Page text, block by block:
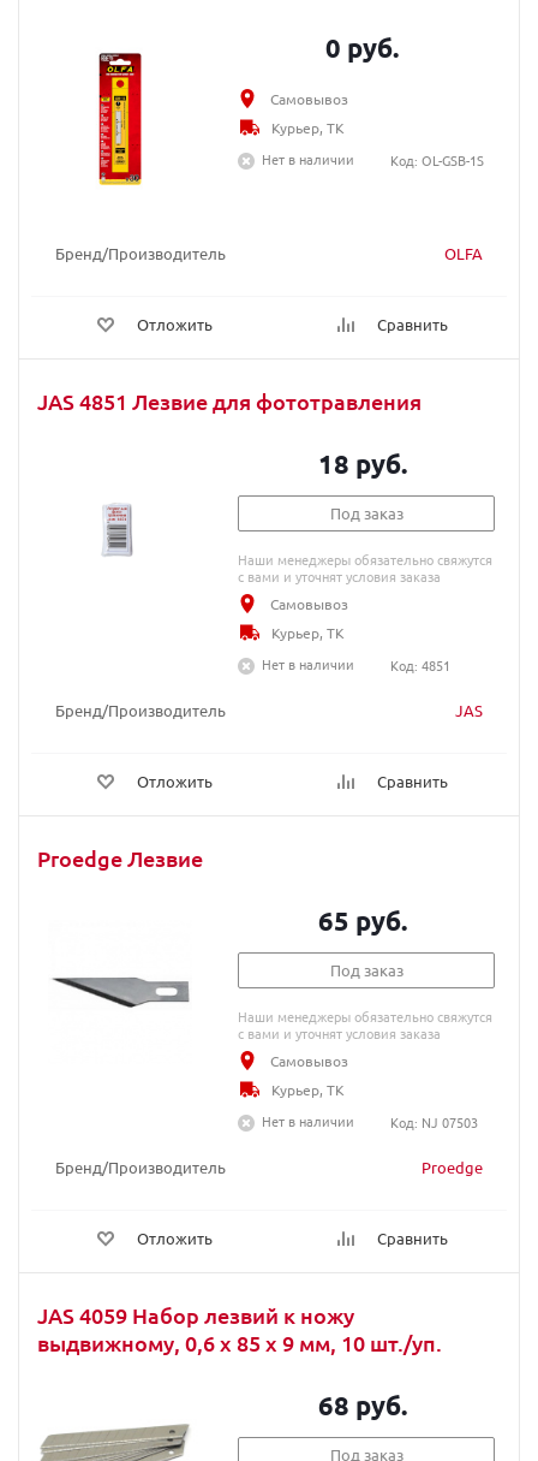
Бренд/Производитель OLFA
Отложить Сравнить
0 руб.
Самовывоз
Курьер, ТК
Нет в наличии
Код: OL-GSB-1S
JAS 4851 Лезвие для фототравления
Бренд/Производитель JAS
Отложить Сравнить
18 руб.
Под заказ
Наши менеджеры обязательно свяжутся
с вами и уточнят условия заказа
Самовывоз
Курьер, ТК
Нет в наличии
Код: 4851
Proedge Лезвие
Бренд/Производитель Proedge
Отложить Сравнить
65 руб.
Под заказ
Наши менеджеры обязательно свяжутся
с вами и уточнят условия заказа
Самовывоз
Курьер, ТК
Нет в наличии
Код: NJ 07503
JAS 4059 Набор лезвий к ножу
выдвижному, 0,6 х 85 х 9 мм, 10 шт./уп.
68 руб.
Под заказ